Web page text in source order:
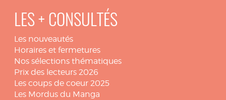
LES + CONSULTÉS
Les nouveautés
Horaires et fermetures
Nos sélections thématiques
Prix des lecteurs 2026
Les coups de coeur 2025
Les Mordus du Manga